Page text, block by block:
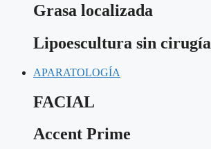
Grasa localizada
Lipoescultura sin cirugía
APARATOLOGÍA
FACIAL
Accent Prime